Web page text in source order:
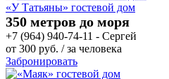
«У Татьяны» гостевой дом
350 метров до моря
+7 (964) 940-74-11 - Сергей
от 300 руб. / за человека
Забронировать